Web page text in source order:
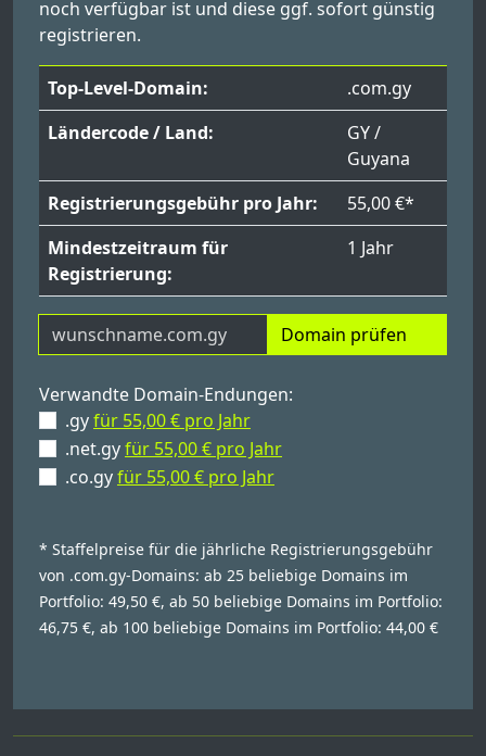
noch verfügbar ist und diese ggf. sofort günstig
registrieren.
Top-Level-Domain:
.com.gy
Ländercode / Land:
GY /
Guyana
Registrierungsgebühr pro Jahr:
55,00 €*
Mindestzeitraum für
Registrierung:
1 Jahr
Domain prüfen
Verwandte Domain-Endungen:
.gyfür 55,00 € pro Jahr
.net.gyfür 55,00 € pro Jahr
.co.gyfür 55,00 € pro Jahr
* Staffelpreise für die jährliche Registrierungsgebühr
von .com.gy-Domains: ab 25 beliebige Domains im
Portfolio: 49,50 €, ab 50 beliebige Domains im Portfolio:
46,75 €, ab 100 beliebige Domains im Portfolio: 44,00 €